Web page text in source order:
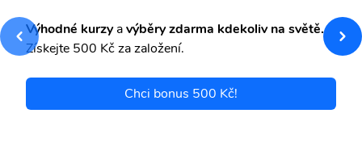
Výhodné kurzyavýběry zdarma kdekoliv na světě.
Získejte 500 Kč za založení.
Chci bonus 500 Kč!